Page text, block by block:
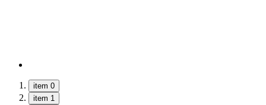
item 0
item 1